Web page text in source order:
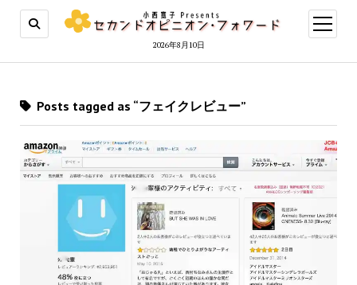
2026年8月10日
open
menu
Posts tagged as “フェイクレビュー”